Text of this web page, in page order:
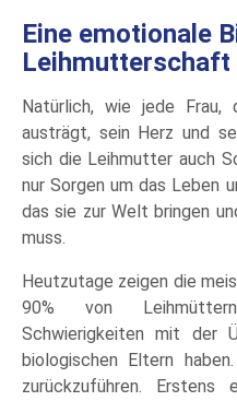
Eine emotionale
Leihmutterschaft
Natürlich, wie jede
austrägt, sein Herz und
sich die Leihmutter auch
nur Sorgen um das Leben
das sie zur Welt bringen
muss.
Heutzutage zeigen die
90% von
Schwierigkeiten mit der
biologischen Eltern
zurückzuführen.